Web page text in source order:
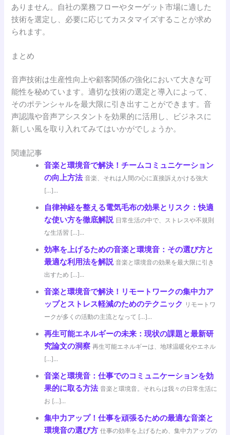
ありません。自社の業務フローやターゲット市場に適した
技術を選定し、必要に応じてカスタマイズすることが求め
られます。
まとめ
音声技術は生産性向上や顧客関係の強化において大きな可
能性を秘めています。適切な技術の選定と導入によって、
そのポテンシャルを最大限に引き出すことができます。音
声認識や音声アシスタントを効果的に活用し、ビジネスに
新しい風を取り入れてみてはいかがでしょうか。
関連記事
音楽と環境音で解決！チームコミュニケーション
の向上方法 音楽、それは人間の心に直接訴えかける強大
[…]...
自律神経を整える電気毛布の効果とリスク：快適
な使い方を徹底解説 日常生活の中で、ストレスや不規則
な生活習 […]...
効率を上げるための音楽と環境音：その選び方と
最適な利用法を解説 音楽と環境音の効果を最大限に引き
出すため […]...
音楽と環境音で解決！リモートワークの集中力ア
ップとストレス軽減のためのテクニック
リモートワ
ークが多くの活動の主流となって […]...
再生可能エネルギーの未来：現状の課題と最新研
究論文の洞察 再生可能エネルギーは、地球温暖化やエネル
[…]...
音楽と環境音：仕事でのコミュニケーションを効
果的に取る方法 音楽と環境音。それらは我々の日常生活に
お […]...
集中力アップ！仕事を頑張るための最適な音楽と
環境音の選び方 仕事の効率を上げるため、集中力アップの